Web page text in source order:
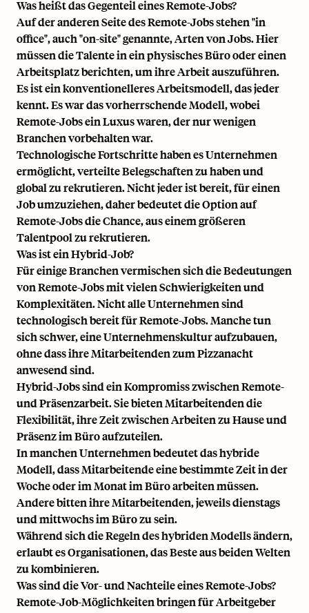
Was heißt das Gegenteil eines Remote-Jobs?
Auf der anderen Seite des Remote-Jobs stehen "in
office", auch "on-site" genannte, Arten von Jobs. Hier
müssen die Talente in ein physisches Büro oder einen
Arbeitsplatz berichten, um ihre Arbeit auszuführen.
Es ist ein konventionelleres Arbeitsmodell, das jeder
kennt. Es war das vorherrschende Modell, wobei
Remote-Jobs ein Luxus waren, der nur wenigen
Branchen vorbehalten war.
Technologische Fortschritte haben es Unternehmen
ermöglicht, verteilte Belegschaften zu haben und
global zu rekrutieren. Nicht jeder ist bereit, für einen
Job umzuziehen, daher bedeutet die Option auf
Remote-Jobs die Chance, aus einem größeren
Talentpool zu rekrutieren.
Was ist ein Hybrid-Job?
Für einige Branchen vermischen sich die Bedeutungen
von Remote-Jobs mit vielen Schwierigkeiten und
Komplexitäten. Nicht alle Unternehmen sind
technologisch bereit für Remote-Jobs. Manche tun
sich schwer, eine Unternehmenskultur aufzubauen,
ohne dass ihre Mitarbeitenden zum Pizzanacht
anwesend sind.
Hybrid-Jobs sind ein Kompromiss zwischen Remote-
und Präsenzarbeit. Sie bieten Mitarbeitenden die
Flexibilität, ihre Zeit zwischen Arbeiten zu Hause und
Präsenz im Büro aufzuteilen.
In manchen Unternehmen bedeutet das hybride
Modell, dass Mitarbeitende eine bestimmte Zeit in der
Woche oder im Monat im Büro arbeiten müssen.
Andere bitten ihre Mitarbeitenden, jeweils dienstags
und mittwochs im Büro zu sein.
Während sich die Regeln des hybriden Modells ändern,
erlaubt es Organisationen, das Beste aus beiden Welten
zu kombinieren.
Was sind die Vor- und Nachteile eines Remote-Jobs?
Remote-Job-Möglichkeiten bringen für Arbeitgeber